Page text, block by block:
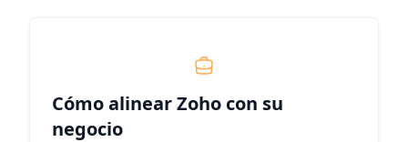
Cómo alinear Zoho con su
negocio